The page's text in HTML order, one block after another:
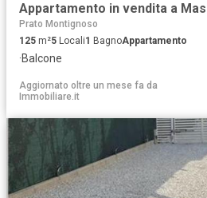
Appartamento in vendita a
Prato Montignoso
125 m²5 Locali1 BagnoAppartamento
·Balcone
Aggiornato oltre un mese fa da
Immobiliare.it